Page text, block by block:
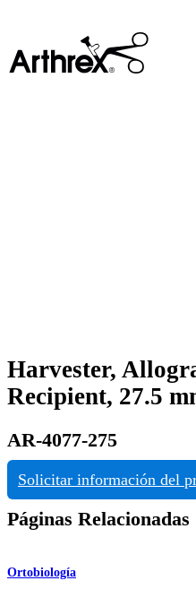
Harvester,
Recipient, 27.5
AR-4077-275
Solicitar información del
Páginas Relacionadas
Ortobiología